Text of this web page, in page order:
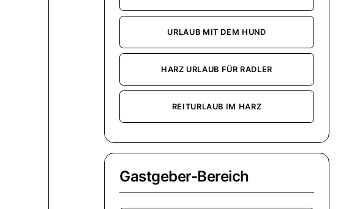
URLAUB MIT DEM HUND
HARZ URLAUB FÜR RADLER
REITURLAUB IM HARZ
Gastgeber-Bereich